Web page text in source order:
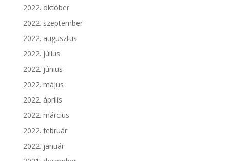
2022. október
2022. szeptember
2022. augusztus
2022. július
2022. június
2022. május
2022. április
2022. március
2022. február
2022. január